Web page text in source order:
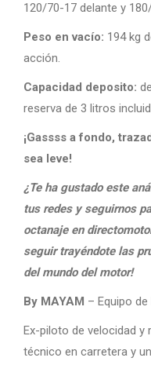
120/70-17 delante y
Peso en vacío: 194 kg
acción.
Capacidad deposito:
reserva de 3 litros
¡Gassss a fondo,
sea leve!
¿Te ha gustado este
tus redes y seguirnos
octanaje en
seguir trayéndote las
del mundo del motor!
By MAYAM – Equipo
Ex-piloto de velocidad y
técnico en carretera y